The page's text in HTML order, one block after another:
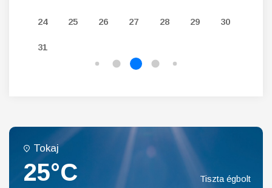
24 25 26 27 28 29 30
31
Tokaj
25°C Tiszta égbolt